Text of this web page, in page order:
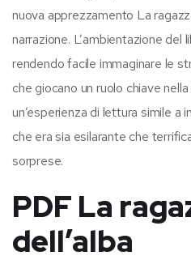
nuova apprezzamento La
narrazione. L’ambientazione
rendendo facile immaginare le
che giocano un ruolo chiave
un’esperienza di lettura simile a
che era sia esilarante che
sorprese.
PDF La
dell’alba